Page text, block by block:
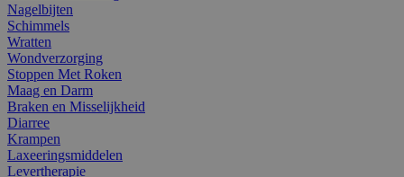
Nagelbijten
Schimmels
Wratten
Wondverzorging
Stoppen Met Roken
Maag en Darm
Braken en Misselijkheid
Diarree
Krampen
Laxeeringsmiddelen
Levertherapie